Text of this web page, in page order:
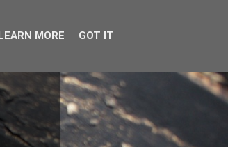
MORE GOT IT